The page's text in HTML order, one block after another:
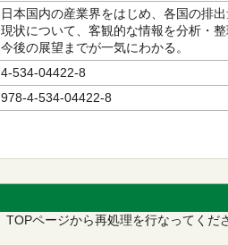
日本国内の産業界をはじめ、各国の排
現状について、客観的な情報を分析・
今後の展望までが一気にわかる。
4-534-04422-8
978-4-534-04422-8
TOPページから再処理を行なってくだ